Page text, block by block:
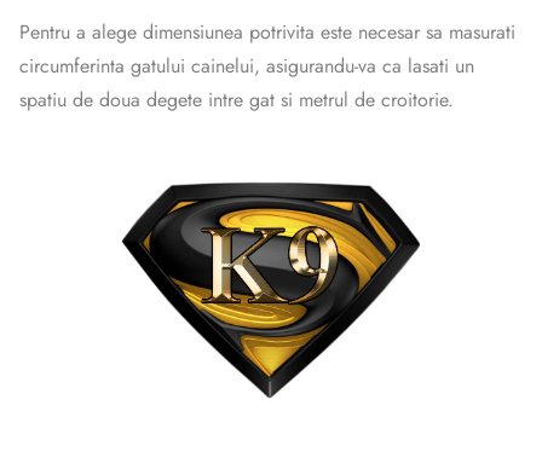
Pentru a alege dimensiunea potrivita este necesar sa masurati
circumferinta gatului cainelui, asigurandu-va ca lasati un
spatiu de doua degete intre gat si metrul de croitorie.